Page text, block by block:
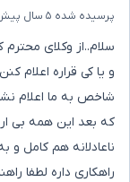
پرسیده شده ۵ سال پیش
سلام..از وکلای
شاخص به ما اعلام
ناعادلانه هم کامل
راهکاری داره لطفا